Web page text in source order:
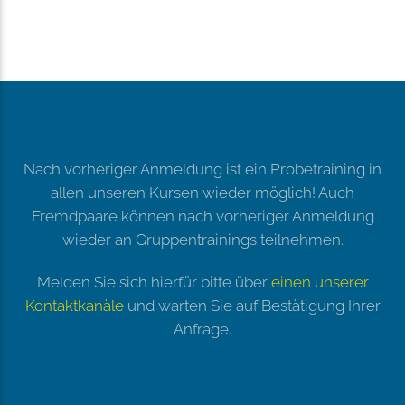
Nach vorheriger Anmeldung ist ein Probetraining in
allen unseren Kursen wieder möglich! Auch
Fremdpaare können nach vorheriger Anmeldung
wieder an Gruppentrainings teilnehmen.
Melden Sie sich hierfür bitte über einen unserer
Kontaktkanäleund warten Sie auf Bestätigung Ihrer
Anfrage.